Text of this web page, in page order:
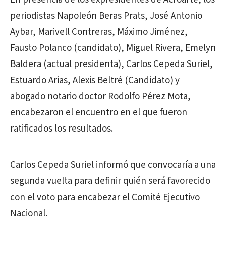
periodistas Napoleón Beras Prats, José Antonio
Aybar, Marivell Contreras, Máximo Jiménez,
Fausto Polanco (candidato), Miguel Rivera, Emelyn
Baldera (actual presidenta), Carlos Cepeda Suriel,
Estuardo Arias, Alexis Beltré (Candidato) y
abogado notario doctor Rodolfo Pérez Mota,
encabezaron el encuentro en el que fueron
ratificados los resultados.
Carlos Cepeda Suriel informó que convocaría a una
segunda vuelta para definir quién será favorecido
con el voto para encabezar el Comité Ejecutivo
Nacional.